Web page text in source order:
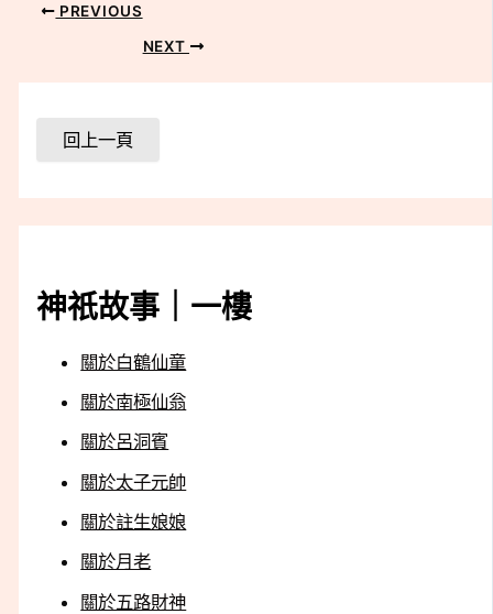
神祇故事｜一樓
關於白鶴仙童
關於南極仙翁
關於呂洞賓
關於太子元帥
關於註生娘娘
關於月老
關於五路財神
PREVIOUS
NEXT